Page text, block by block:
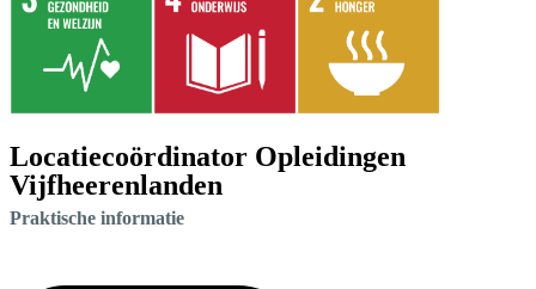
Locatiecoördinator Opleidingen
Vijfheerenlanden
Praktische informatie